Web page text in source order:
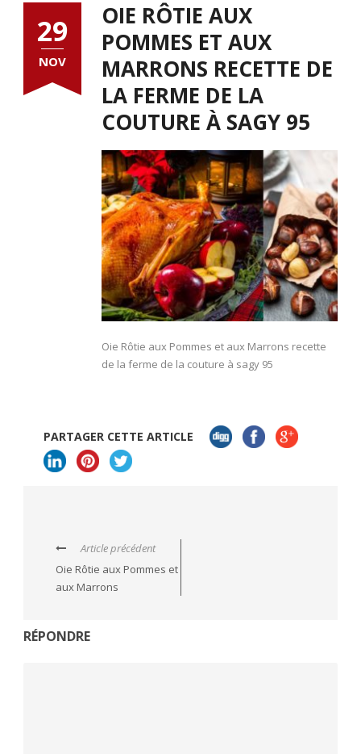
29
NOV
OIE RÔTIE AUX
POMMES ET AUX
MARRONS RECETTE DE
LA FERME DE LA
COUTURE À SAGY 95
Oie Rôtie aux Pommes et aux Marrons recette
de la ferme de la couture à sagy 95
PARTAGER CETTE ARTICLE
Article précédent
Oie Rôtie aux Pommes et
aux Marrons
RÉPONDRE